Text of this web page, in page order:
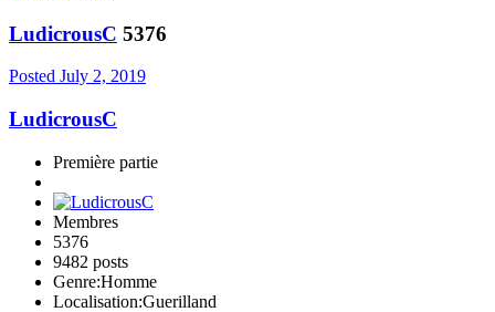
LudicrousC 5376
Posted July 2, 2019
LudicrousC
Première partie
Membres
5376
9482 posts
Genre:Homme
Localisation:Guerilland